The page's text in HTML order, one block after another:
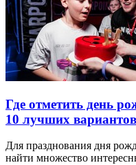
Где отметить день
10 лучших вариантов
Для празднования дня
найти множество